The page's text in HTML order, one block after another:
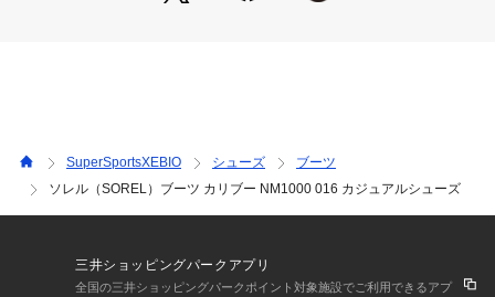
予告なく変更することがあります。あらかじめご了承くださ
い。ソレル SOREL カジュアルシューズ 靴 ブーツ Men's Men
s メンズ めんず 男性 TOKUsho_cas ウィンターシューズ 冬
ビオ snowboots_vicスノーブーツ エルブレス221101 water_b
SuperSportsXEBIO シューズ
ブーツ
ソレル（SOREL）ブーツ カリブー NM1000 016 カジュアルシューズ
三井ショッピングパークアプリ
全国の三井ショッピングパークポイント対象施設でご利用できるアプ